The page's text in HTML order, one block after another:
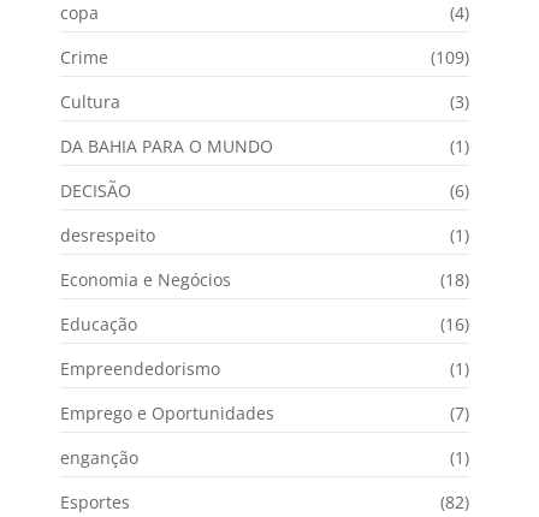
copa
(4)
Crime
(109)
Cultura
(3)
DA BAHIA PARA O MUNDO
(1)
DECISÃO
(6)
desrespeito
(1)
Economia e Negócios
(18)
Educação
(16)
Empreendedorismo
(1)
Emprego e Oportunidades
(7)
enganção
(1)
Esportes
(82)